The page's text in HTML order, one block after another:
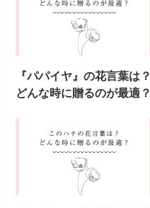
『パパイヤ』の花言葉は？
どんな時に贈るのが最適？